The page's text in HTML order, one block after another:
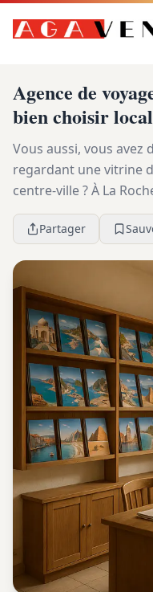
Agence de
bien choisir
Vous aussi, vous avez
regardant une vitrine
centre-ville ? À La
très concrète : on veut
Partager